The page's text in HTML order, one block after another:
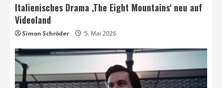
Italienisches Drama ‚The Eight Mountains‘ neu auf
Videoland
Simon Schröder 5. Mai 2026